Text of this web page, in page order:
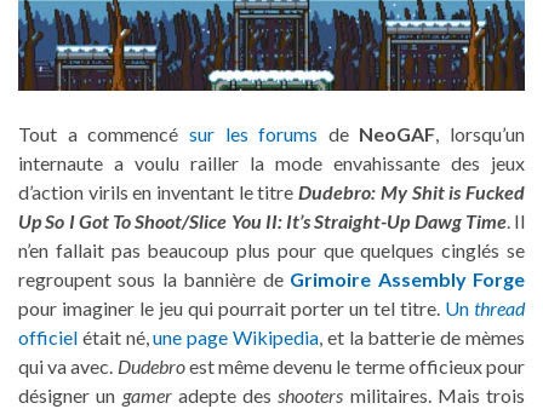
Tout a commencé sur les forums de NeoGAF, lorsqu’un
internaute a voulu railler la mode envahissante des jeux
d’action virils en inventant le titreDudebro: My Shit is Fucked
Up So I Got To Shoot/Slice You II: It’s Straight-Up Dawg Time. Il
n’en fallait pas beaucoup plus pour que quelques cinglés se
regroupent sous la bannière de Grimoire Assembly Forge
pour imaginer le jeu qui pourrait porter un tel titre. Un thread
officiel était né,une page Wikipedia, et la batterie de mèmes
qui va avec. Dudebroest même devenu le terme officieux pour
désigner un gameradepte desshooters militaires. Mais trois